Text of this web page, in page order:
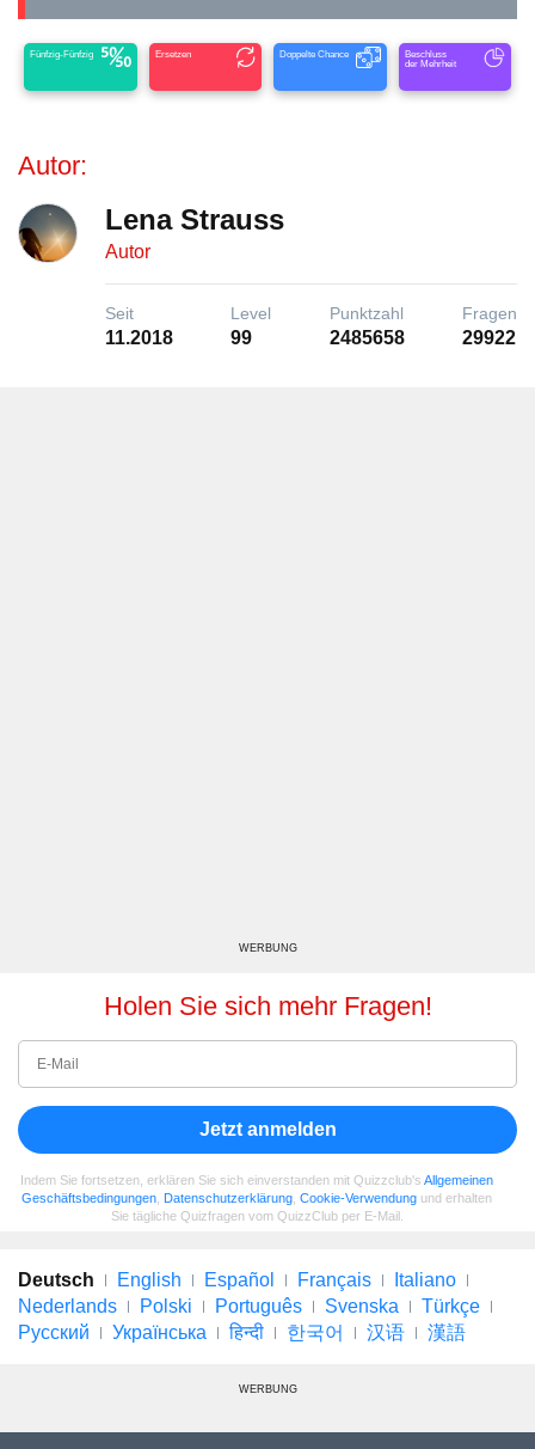
Fünfzig-Fünfzig Ersetzen Doppelte Chance
Beschluss
der Mehrheit
Autor:
Lena Strauss
Autor
Seit
11.2018
Level
99
Punktzahl
2485658
Fragen
29922
WERBUNG
Holen Sie sich mehr Fragen!
Jetzt anmelden
Indem Sie fortsetzen, erklären Sie sich einverstanden mit Quizzclub's Allgemeinen
Geschäftsbedingungen Datenschutzerklärung Cookie-Verwendung und erhalten
Sie tägliche Quizfragen vom QuizzClub per E-Mail.
Deutsch English Español Français
Italiano
Nederlands
Polski Português Svenska
Türkçe
Русский
Українська हिन्दी 한국어 汉语 漢語
WERBUNG